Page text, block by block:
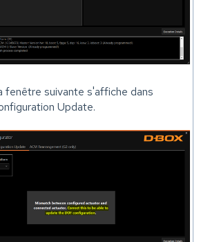
fenêtre suivante s'affiche dans
Update.